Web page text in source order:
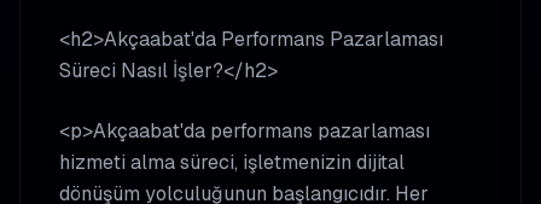
<h2>Akçaabat'da Performans Pazarlaması
Süreci Nasıl İşler?</h2>
<p>Akçaabat'da performans pazarlaması
hizmeti alma süreci, işletmenizin dijital
dönüşüm yolculuğunun başlangıcıdır. Her